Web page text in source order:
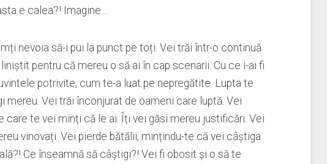
e calea?! Imagine….
nevoia să-i pui la punct pe toți. Vei trăi într-o continuă
pentru că mereu o să ai în cap scenarii. Cu ce i-ai fi
potrivite, cum te-a luat pe nepregătite. Lupta te
mereu. Vei trăi înconjurat de oameni care luptă. Vei
care te vei minți că le ai. Îți vei găsi mereu justificări. Vei
vinovați. Vei pierde bătălii, mințindu-te că vei câștiga
Ce înseamnă să câștigi?! Vei fi obosit și o să te